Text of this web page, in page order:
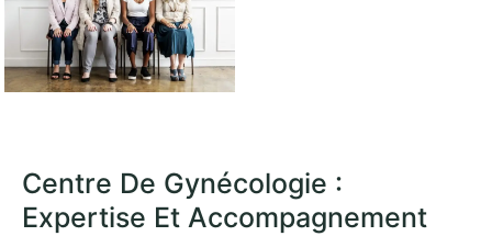
Centre De Gynécologie :
Expertise Et Accompagnement